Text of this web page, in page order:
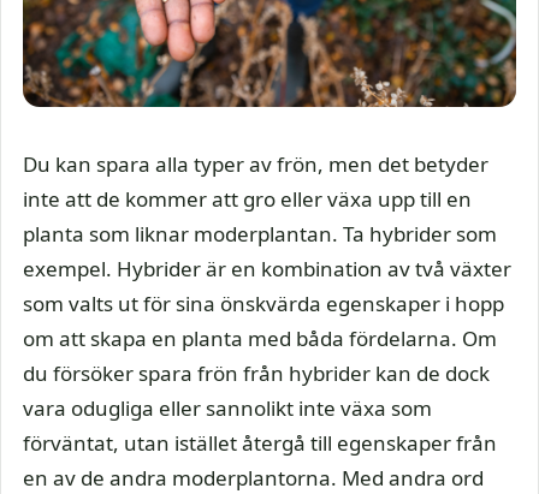
Du kan spara alla typer av frön, men det betyder
inte att de kommer att gro eller växa upp till en
planta som liknar moderplantan. Ta hybrider som
exempel. Hybrider är en kombination av två växter
som valts ut för sina önskvärda egenskaper i hopp
om att skapa en planta med båda fördelarna. Om
du försöker spara frön från hybrider kan de dock
vara odugliga eller sannolikt inte växa som
förväntat, utan istället återgå till egenskaper från
en av de andra moderplantorna. Med andra ord